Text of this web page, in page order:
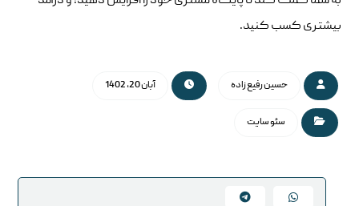
بیشتری کسب کنید.
حسین رفیع زاده آبان 20, 1402
سئو سایت